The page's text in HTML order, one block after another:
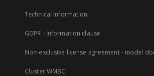
Technical Information
GDPR - Information clause
Non-exclusive license agreement - model
Cluster WMBC